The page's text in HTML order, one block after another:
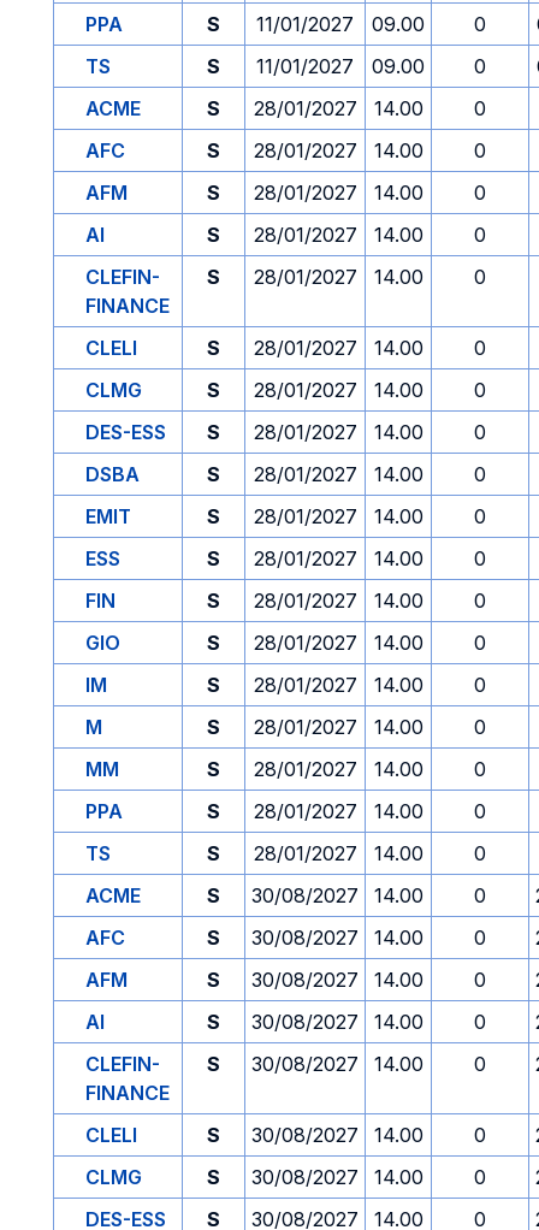
PPA
S 11/01/2027 09.00 0
TS
S 11/01/2027 09.00 0
ACME
S 28/01/2027 14.00 0
AFC
S 28/01/2027 14.00 0
AFM
S 28/01/2027 14.00 0
AI
S 28/01/2027 14.00 0
CLEFIN-
FINANCE
S 28/01/2027 14.00 0
CLELI S 28/01/2027 14.00 0
CLMG
S 28/01/2027 14.00 0
DES-ESS
S 28/01/2027 14.00 0
DSBA
S 28/01/2027 14.00 0
EMIT
S 28/01/2027 14.00 0
ESS
S 28/01/2027 14.00 0
FIN
S 28/01/2027 14.00 0
GIO
S 28/01/2027 14.00 0
IM
S 28/01/2027 14.00 0
M
S 28/01/2027 14.00 0
MM
S 28/01/2027 14.00 0
PPA
S 28/01/2027 14.00 0
TS
S 28/01/2027 14.00 0
ACME
S 30/08/2027 14.00 0
AFC
S 30/08/2027 14.00 0
AFM
S 30/08/2027 14.00 0
AI
S 30/08/2027 14.00 0
CLEFIN-
FINANCE
S 30/08/2027 14.00 0
CLELI S 30/08/2027 14.00 0
CLMG
S 30/08/2027 14.00 0
DES-ESS
S 30/08/2027 14.00 0